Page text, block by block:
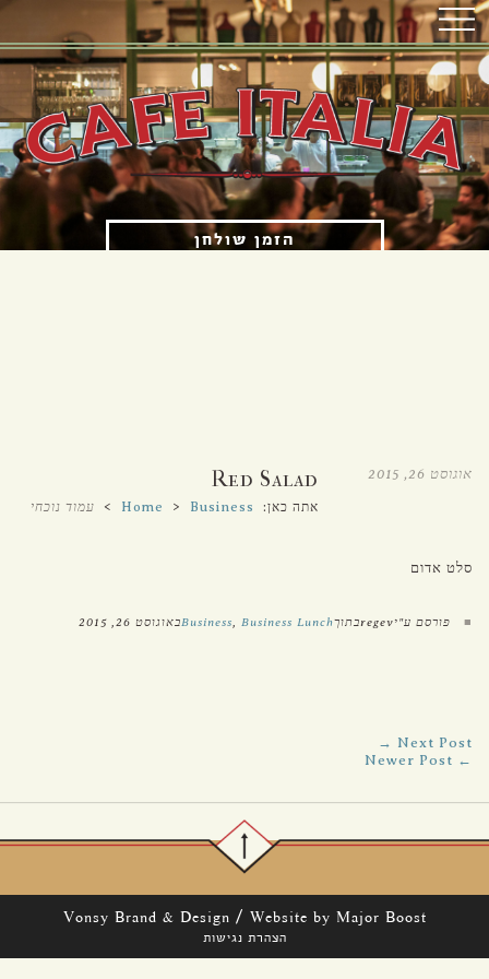
הזמן שולחן
אוגוסט 26, 2015 Red Salad
אתה כאן: Home > Business
> עמוד נוכחי
סלט אדום
■ פורסם ע"יregevבתוך Business, Business Lunch באוגוסט 26, 2015
Next Post →
← Newer Post
Vonsy Brand & Design / Website by Major Boost
הצהרת נגישות